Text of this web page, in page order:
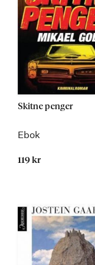
Skitne penger
Ebok
119 kr